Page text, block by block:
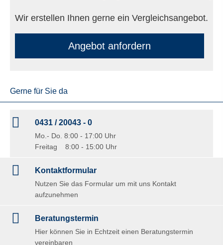
Wir erstellen Ihnen gerne ein Vergleichsangebot.
An­ge­bot an­for­dern
Gerne für Sie da
0431 / 20043 - 0
Mo.- Do. 8:00 - 17:00 Uhr
Freitag 8:00 - 15:00 Uhr
Kontaktformular
Nutzen Sie das Formular um mit uns Kontakt
aufzunehmen
Beratungstermin
Hier können Sie in Echtzeit einen Beratungstermin
vereinbaren